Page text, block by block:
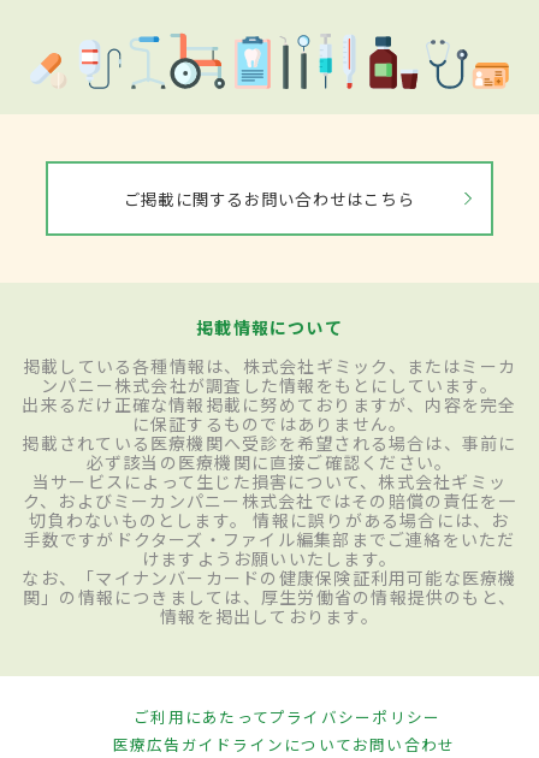
ご掲載に関するお問い合わせはこちら
掲載情報について
掲載している各種情報は、株式会社ギミック、またはミーカ
ンパニー株式会社が調査した情報をもとにしています。
出来るだけ正確な情報掲載に努めておりますが、内容を完全
に保証するものではありません。
掲載されている医療機関へ受診を希望される場合は、事前に
必ず該当の医療機関に直接ご確認ください。
当サービスによって生じた損害について、株式会社ギミッ
ク、およびミーカンパニー株式会社ではその賠償の責任を一
切負わないものとします。 情報に誤りがある場合には、お
手数ですがドクターズ・ファイル編集部までご連絡をいただ
けますようお願いいたします。
なお、「マイナンバーカードの健康保険証利用可能な医療機
関」の情報につきましては、厚生労働省の情報提供のもと、
情報を掲出しております。
ご利用にあたってプライバシーポリシー
医療広告ガイドラインについてお問い合わせ